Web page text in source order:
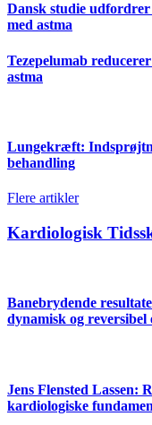
Dansk studie
med astma
Tezepelumab
astma
Lungekræft:
behandling
Flere artikler
Kardiologisk
Banebrydende
dynamisk og reversibel
Jens Flensted Lassen:
kardiologiske